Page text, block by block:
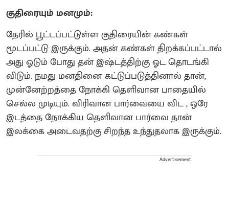
குதிரையும் மனமும்:
தேரில் பூட்டப்பட்டுள்ள குதிரையின் கண்கள்
மூடப்பட்டு இருக்கும். அதன் கண்கள் திறக்கப்பட்டால்
அது ஓடும் போது தன் இஷ்டத்திற்கு ஓட தொடங்கி
விடும். நமது மனதினை கட்டுப்படுத்தினால் தான்,
முன்னேற்றத்தை நோக்கி தெளிவான பாதையில்
செல்ல முடியும். விரிவான பார்வையை விட , ஒரே
இடத்தை நோக்கிய தெளிவான பார்வை தான்
இலக்கை அடைவதற்கு சிறந்த உந்துதலாக இருக்கும்.
Advertisement